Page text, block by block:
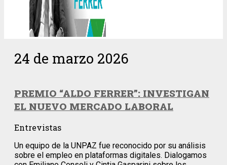
24 de marzo 2026
PREMIO “ALDO FERRER”: INVESTIGAN
EL NUEVO MERCADO LABORAL
Entrevistas
Un equipo de la UNPAZ fue reconocido por su análisis
sobre el empleo en plataformas digitales. Dialogamos